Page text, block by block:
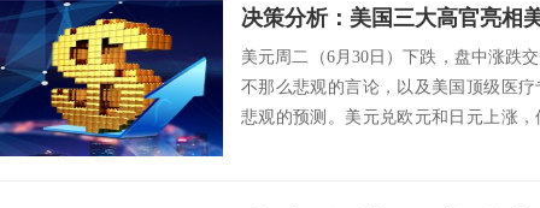
决策分析：美国三大高官亮相
美元周二（6月30日）下跌，盘中涨跌
不那么悲观的言论，以及美国顶级医
悲观的预测。美元兑欧元和日元上涨